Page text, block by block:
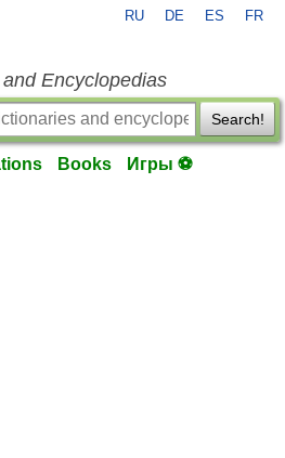
RU DE ES FR
Encyclopedias
Search!
Books Игры ⚽